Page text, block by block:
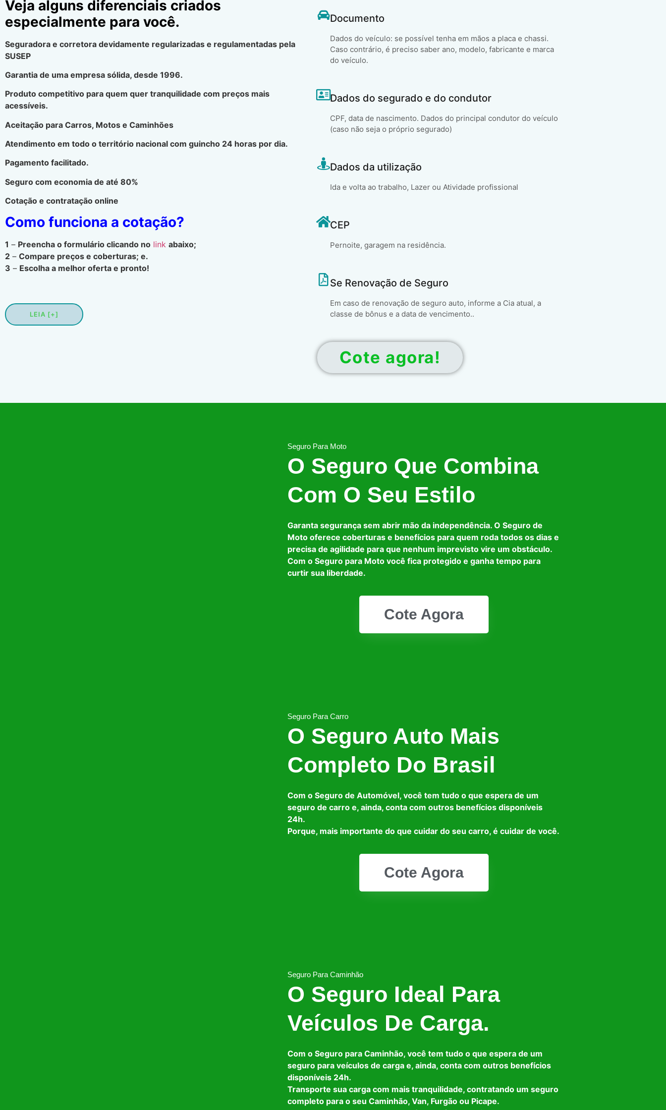
Veja alguns diferenciais criados
especialmente para você.
Seguradora e corretora devidamente regularizadas e regulamentadas pela
SUSEP
Garantia de uma empresa sólida, desde 1996.
Produto competitivo para quem quer tranquilidade com preços mais
acessíveis.
Aceitação para Carros, Motos e Caminhões
Atendimento em todo o território nacional com guincho 24 horas por dia.
Pagamento facilitado.
Seguro com economia de até 80%
Cotação e contratação online
Como funciona a cotação?
1 – Preencha o formulário clicando no link abaixo;
2 – Compare preços e coberturas; e.
3 – Escolha a melhor oferta e pronto!
LEIA [+]
Documento
Dados do veículo: se possível tenha em mãos a placa e chassi.
Caso contrário, é preciso saber ano, modelo, fabricante e marca
do veículo.
Dados do segurado e do condutor
CPF, data de nascimento. Dados do principal condutor do veículo
(caso não seja o próprio segurado)
Dados da utilização
Ida e volta ao trabalho, Lazer ou Atividade profissional
CEP
Pernoite, garagem na residência.
Se Renovação de Seguro
Em caso de renovação de seguro auto, informe a Cia atual, a
classe de bônus e a data de vencimento..
Cote agora!
Seguro Para Moto
O Seguro Que Combina
Com O Seu Estilo
Garanta segurança sem abrir mão da independência. O Seguro de
Moto oferece coberturas e benefícios para quem roda todos os dias e
precisa de agilidade para que nenhum imprevisto vire um obstáculo.
Com o Seguro para Moto você fica protegido e ganha tempo para
curtir sua liberdade.
Cote Agora
Seguro Para Carro
O Seguro Auto Mais
Completo Do Brasil
Com o Seguro de Automóvel, você tem tudo o que espera de um
seguro de carro e, ainda, conta com outros benefícios disponíveis
24h.
Porque, mais importante do que cuidar do seu carro, é cuidar de você.
Cote Agora
Seguro Para Caminhão
O Seguro Ideal Para
Veículos De Carga.
Com o Seguro para Caminhão, você tem tudo o que espera de um
seguro para veículos de carga e, ainda, conta com outros benefícios
disponíveis 24h.
Transporte sua carga com mais tranquilidade, contratando um seguro
completo para o seu Caminhão, Van, Furgão ou Picape.